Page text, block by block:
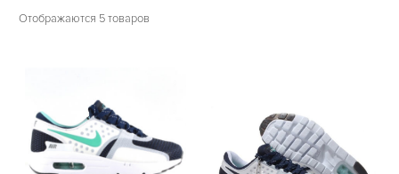
Отображаются 5 товаров